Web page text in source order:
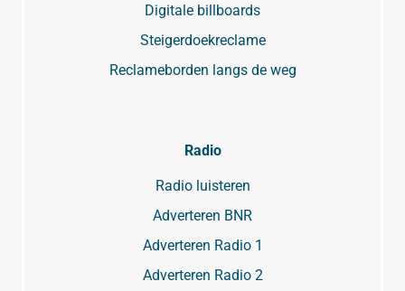
Digitale billboards
Steigerdoekreclame
Reclameborden langs de weg
Radio
Radio luisteren
Adverteren BNR
Adverteren Radio 1
Adverteren Radio 2